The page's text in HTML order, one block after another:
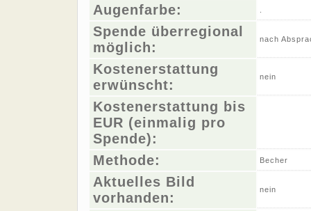
Augenfarbe:
Spende überregional
möglich:
nach
Kostenerstattung
erwünscht:
nein
Kostenerstattung bis
EUR (einmalig pro
Spende):
Methode:
Becher
Aktuelles Bild
vorhanden:
nein